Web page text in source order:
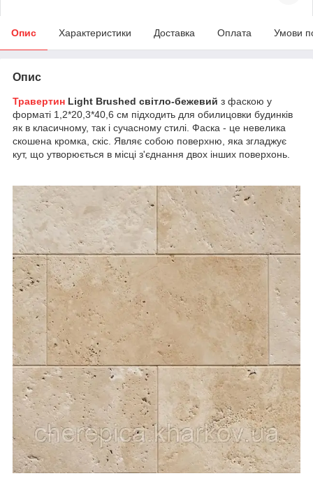
Опис Характеристики Доставка Оплата Умови
Опис
Травертин Light Brushed світло-бежевий з фаскою у
форматі 1,2*20,3*40,6 см підходить для обилицовки будинків
як в класичному, так і сучасному стилі. Фаска - це невелика
скошена кромка, скіс. Являє собою поверхню, яка згладжує
кут, що утворюється в місці з'єднання двох інших поверхонь.